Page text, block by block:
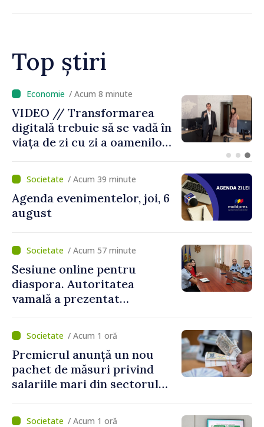
Top știri
/ Acum 3 minute
Guvernul intensifică
măsurile pentru a evita o
criză a apei în Chișinău
/ Acum 39 minute
Agenda evenimentelor, joi, 6
august
/ Acum 57 minute
Sesiune online pentru
diaspora. Autoritatea
vamală a prezentat
revenirea în țară
/ Acum 1 oră
Premierul anunță un nou
pachet de măsuri privind
salariile mari din sectorul
/ Acum 1 oră